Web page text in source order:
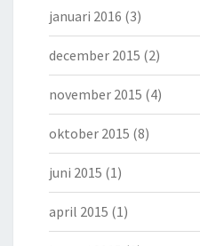
januari 2016 (3)
december 2015 (2)
november 2015 (4)
oktober 2015 (8)
juni 2015 (1)
april 2015 (1)